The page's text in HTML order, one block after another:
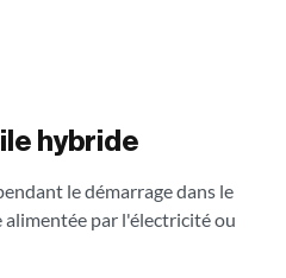
hybride
le démarrage dans le
alimentée par l'électricité ou